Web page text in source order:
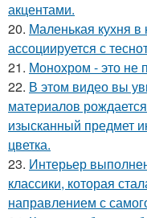
акцентами.
20. Маленькая кухня
ассоциируется с
21. Монохром - это не
22. В этом видео вы
материалов
изысканный предмет
цветка.
23. Интерьер
классики, которая
направлением с